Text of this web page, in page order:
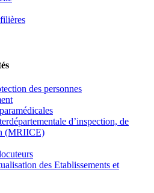
des personnes
d’inspection, de
(MRIICE)
des Etablissements et